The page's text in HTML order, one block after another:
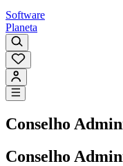
Software
Planeta
Conselho
Conselho